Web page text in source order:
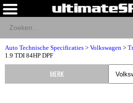
Auto Technische Specificaties > Volkswagen >
1.9 TDI 84HP DPF
MERK